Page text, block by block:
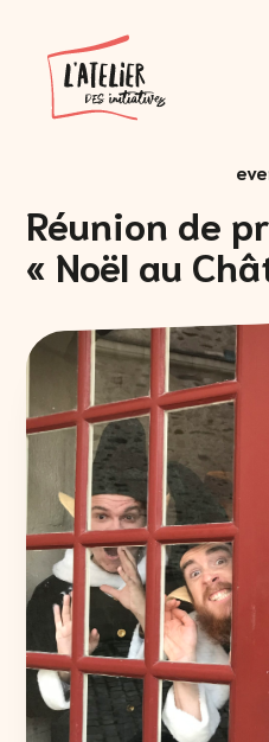
Réunion de
« Noël au